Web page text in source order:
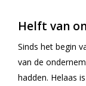
Helft van
Sinds het begin
van de
hadden. Helaas